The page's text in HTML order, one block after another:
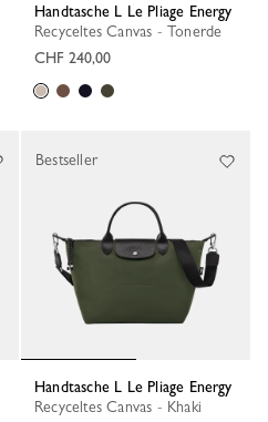
Handtasche L Le Pliage Energy
Recyceltes Canvas - Tonerde
CHF 240,00
Handtasche L Le Pliage Energy
Recyceltes Canvas - Khaki
Bestseller